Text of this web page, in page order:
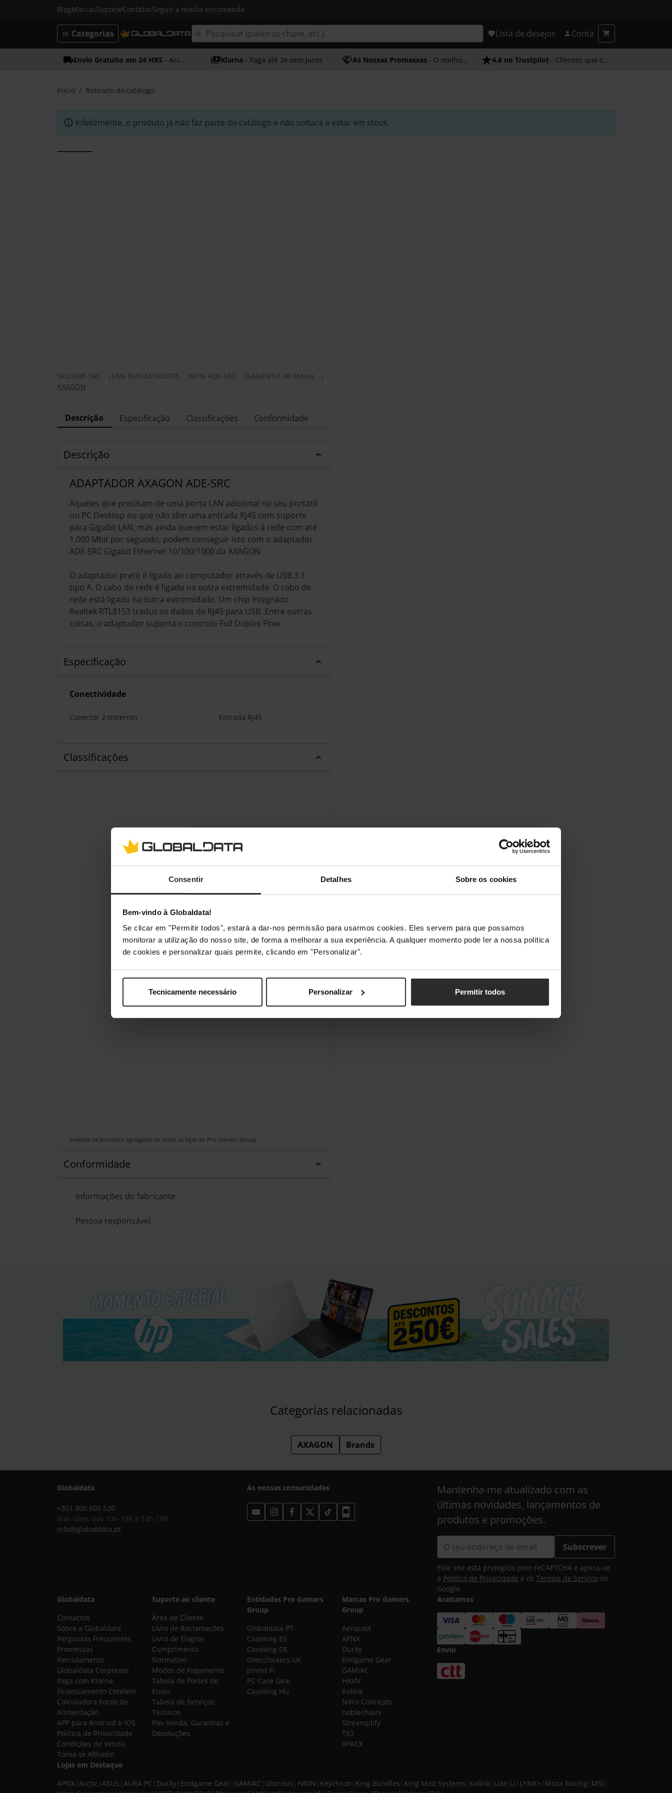
Consentir Detalhes Sobre os cookies
Bem-vindo à Globaldata!
Se clicar em "Permitir todos", estará a dar-nos permissão para usarmos cookies. Eles servem para que possamos
monitorar a utilização do nosso site, de forma a melhorar a sua experiência. A qualquer momento pode ler a nossa política
de cookies e personalizar quais permite, clicando em "Personalizar".
Tecnicamente necessário Personalizar Permitir todos
BlogMarcasSuporteContatosSeguir a minha encomenda
Lista de desejos Conta
Categorias
Envio Gratuito em 24 HRS - Acima dos 50€ Klarna - Paga até 3x sem juros As Nossas Promessas - O melhor atendimento 4.8 no Trustpilot - Clientes que confiam em nós
Início Retirado do catálogo
Infelizmente, o produto já não faz parte do catálogo e não voltará a estar em stock.
SKU ADE-SRC EAN 8595247903785 MPN ADE-SRC GARANTIA 36 Meses
AXAGON
Descrição Especificação Classificações Conformidade
Descrição
ADAPTADOR AXAGON ADE-SRC
Aqueles que precisam de uma porta LAN adicional no seu portátil
ou PC Desktop ou que não têm uma entrada RJ45 com suporte
para Gigabit LAN, mas ainda querem estar ligados à rede com até
1.000 Mbit por segundo, podem conseguir isto com o adaptador
ADE-SRC Gigabit Ethernet 10/100/1000 da AXAGON.
O adaptador preto é ligado ao computador através de USB 3.1
tipo A. O cabo de rede é ligado na outra extremidade. O cabo de
rede está ligado na outra extremidade. Um chip integrado
Realtek RTL8153 traduz os dados de RJ45 para USB. Entre outras
coisas, o adaptador suporta o controlo Full Duplex Flow.
Especificação
Conectividade
Conector 2 (externo) Entrada RJ45
Classificações
Análises de produtos agregadas de todas as lojas do Pro Gamers Group.
Conformidade
Informações do fabricante
Pessoa responsável
Categorias relacionadas
AXAGON Brands
Globaldata
+351 300 600 520
dias úteis das 10h-13h e 14h-18h
info@globaldata.pt
As nossas comunidades
Mantenha-me atualizado com as
últimas novidades, lançamentos de
produtos e promoções.
Subscrever
Este site está protegido pelo reCAPTCHA e aplica-se
a Política de Privacidade e os Termos de Serviço da
Google.
Globaldata
Contactos
Sobre a Globaldata
Perguntas Frequentes
Promessas
Recrutamento
Globaldata Corporate
Paga com Klarna
Financiamento Cetelem
Calculadora Fonte de
Alimentação
APP para Android e IOS
Política de Privacidade
Condições de Venda
Torna-te Afiliado!
Suporte ao cliente
Área de Cliente
Livro de Reclamações
Livro de Elogios
Cumprimento
Normativo
Modos de Pagamento
Tabela de Portes de
Envio
Tabela de Serviços
Técnicos
Pós-Venda, Garantias e
Devoluções
Entidades Pro Gamers
Group
Globaldata PT
Caseking ES
Caseking DE
Overclockers UK
Jimms FI
PC Case Gear
Caseking HU
Marcas Pro Gamers
Group
Aerocool
APNX
Ducky
Endgame Gear
GAMIAC
HAVN
Kolink
Nitro Concepts
noblechairs
Streamplify
TX3
8PACK
Aceitamos
Envio
Lojas em Destaque
APNX Arctic ASUS AURA PC Ducky Endgame Gear GAMIAC Glorious HAVN Keychron King Bundles King Mod Systems Kolink Lian Li LYNK+ Moza Racing MSI